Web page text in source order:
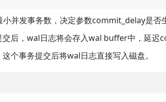
并发事务数，决定参数commit_delay是否
交后，wal日志将会存入wal buffer中，延迟
个事务提交后将wal日志直接写入磁盘。